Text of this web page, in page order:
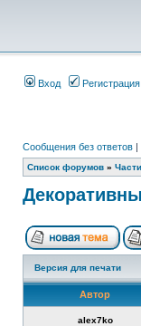
Вход Регистрация
Сообщения без ответов |
Список форумов »
Версия для печати
Автор
alex7ko